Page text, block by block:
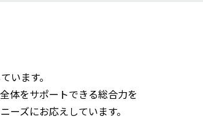
います。
体をサポートできる総合力を
ズにお応えしています。